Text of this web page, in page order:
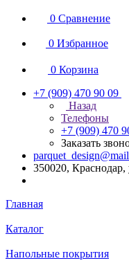
0 Сравнение
0 Избранное
0 Корзина
+7 (909) 470 90 09
Назад
Телефоны
+7 (909) 470
Заказать
350020,
Главная
Каталог
Напольные покрытия